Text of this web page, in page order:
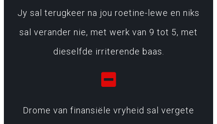
Jy sal terugkeer na jou roetine-lewe en niks
sal verander nie, met werk van 9 tot 5, met
dieselfde irriterende baas.
Drome van finansiële vryheid sal vergete